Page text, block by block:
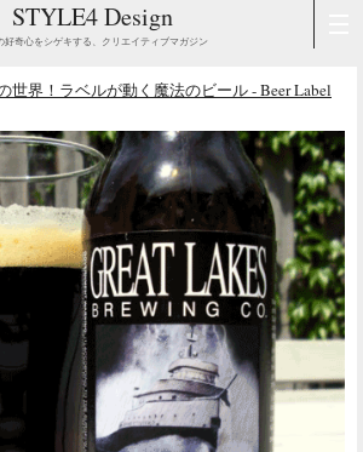
STYLE4 Design
好奇心をシゲキする、クリエイティブマガジン
世界！ラベルが動く魔法のビール - Beer Label